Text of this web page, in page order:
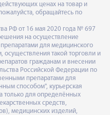
ценах на товар и
обращайтесь по
РФ от 16 мая 2020 года № 697
на осуществление
для медицинского
такой торговли и
гражданам и внесении
Российской Федерации по
препаратами для
способом", курьерская
только для определённых
средств,
медицинских изделий,